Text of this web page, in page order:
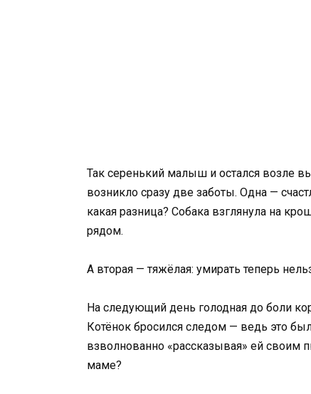
Так серенький малыш и остался возле
возникло сразу две заботы. Одна —
какая разница? Собака взглянула на
рядом.
А вторая — тяжёлая: умирать теперь
На следующий день голодная до боли
Котёнок бросился следом — ведь это
взволнованно «рассказывая» ей своим
маме?